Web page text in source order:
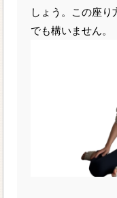
しょう。この座り
でも構いません。